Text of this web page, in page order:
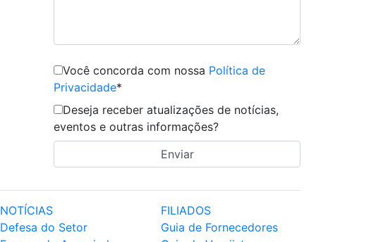
Você concorda com nossa Política de
Privacidade*
Deseja receber atualizações de notícias,
eventos e outras informações?
NOTÍCIAS
Defesa do Setor
FILIADOS
Guia de Fornecedores